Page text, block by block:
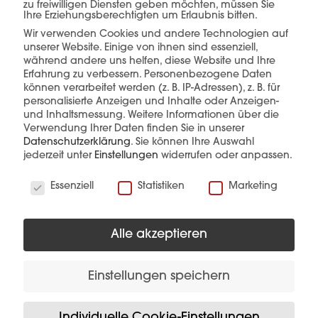
mehr erfahren
Diese Produkte könnten Sie auch
zu freiwilligen Diensten geben möchten, müssen Sie
Ihre Erziehungsberechtigten um Erlaubnis bitten.
Wir verwenden Cookies und andere Technologien auf
unserer Website. Einige von ihnen sind essenziell,
während andere uns helfen, diese Website und Ihre
Erfahrung zu verbessern. Personenbezogene Daten
können verarbeitet werden (z. B. IP-Adressen), z. B. für
personalisierte Anzeigen und Inhalte oder Anzeigen-
und Inhaltsmessung. Weitere Informationen über die
Verwendung Ihrer Daten finden Sie in unserer
Datenschutzerklärung. Sie können Ihre Auswahl
jederzeit unter Einstellungen widerrufen oder anpassen.
Essenziell
Statistiken Marketing
Alle akzeptieren
Einstellungen speichern